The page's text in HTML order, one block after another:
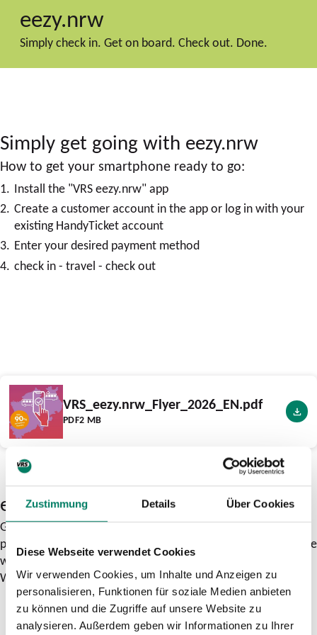
Zustimmung Details Über Cookies
Diese Webseite verwendet Cookies
Wir verwenden Cookies, um Inhalte und Anzeigen zu
personalisieren, Funktionen für soziale Medien anbieten
zu können und die Zugriffe auf unsere Website zu
analysieren. Außerdem geben wir Informationen zu Ihrer
eezy.nrw
Simply check in. Get on board. Check out. Done.
Simply get going with eezy.nrw
How to get your smartphone ready to go:
Install the "VRS eezy.nrw" app
Create a customer account in the app or log in with your
existing HandyTicket account
Enter your desired payment method
check in - travel - check out
VRS_eezy.nrw_Flyer_2026_EN.pdf
PDF2 MB
eezy.nrw – also in your app
Give it a try—with the VRS eezy.nrw app or your transit
provider’s app. Just download the app of your choice and ride
with eezy on public transit throughout North Rhine-
Westphalia.